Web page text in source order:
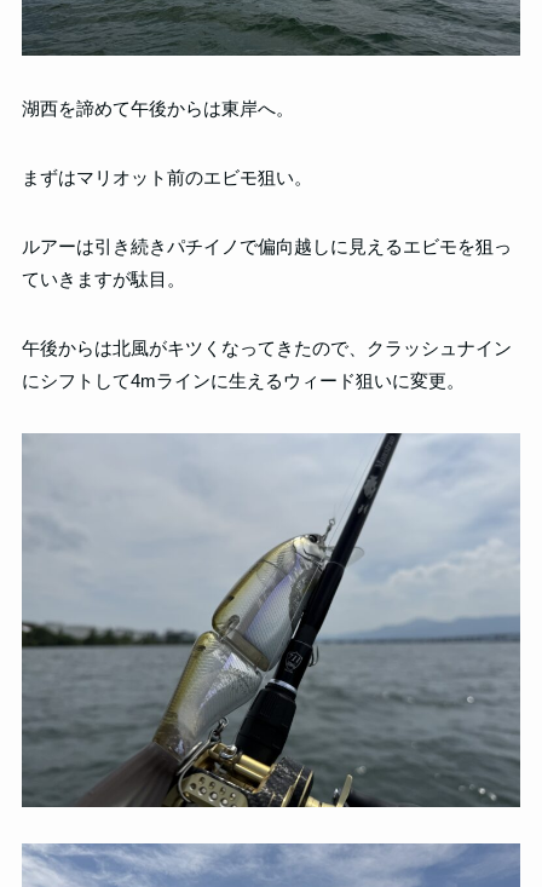
湖西を諦めて午後からは東岸へ。
まずはマリオット前のエビモ狙い。
ルアーは引き続きパチイノで偏向越しに見えるエビモを狙っ
ていきますが駄目。
午後からは北風がキツくなってきたので、クラッシュナイン
にシフトして4mラインに生えるウィード狙いに変更。